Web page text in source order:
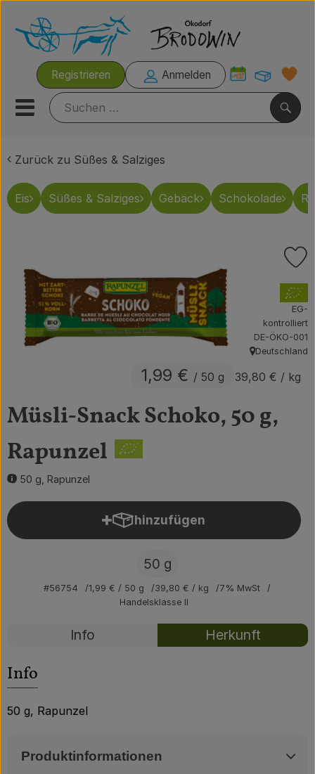
Registrieren Anmelden
Mobiles Menu öffnen oder
Rezeptkisten
Wir empfehlen
Kühltheke
Obst & Gemüse
Frühstück
Süßes & Salziges
Haushalt
Der Betrieb
Brodowin besuchen
Über uns
Zurück zu Süßes & Salziges
Eis Süßes & Salziges Gebäck Schokolade
Müsli-Snack Schoko, 50 g,
Rapunzel
50 g, Rapunzel
1,99 € / 50 g 39,80 € / kg
, Verband:
EG-
kontrolliert
, Kontrollstelle:
DE-ÖKO-001
, Herkunft:
Deutschland
hinzufügen
Produkt zum Warenkorb
50 g
#56754 1,99 €/ 50 g 39,80 €/ kg
7% MwSt
Handelsklasse II
Rezepte
Info Herkunft
Info
50 g, Rapunzel
Produktinformationen